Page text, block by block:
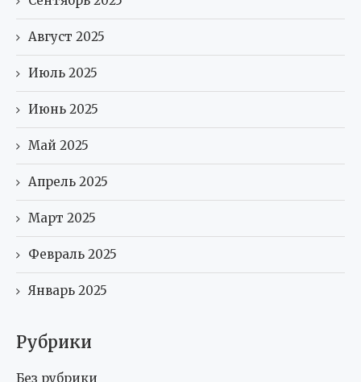
Август 2025
Июль 2025
Июнь 2025
Май 2025
Апрель 2025
Март 2025
Февраль 2025
Январь 2025
Рубрики
Без рубрики